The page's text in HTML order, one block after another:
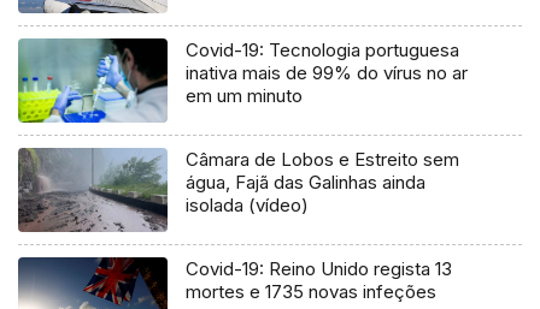
Covid-19: Tecnologia portuguesa
inativa mais de 99% do vírus no ar
em um minuto
Câmara de Lobos e Estreito sem
água, Fajã das Galinhas ainda
isolada (vídeo)
Covid-19: Reino Unido regista 13
mortes e 1735 novas infeções